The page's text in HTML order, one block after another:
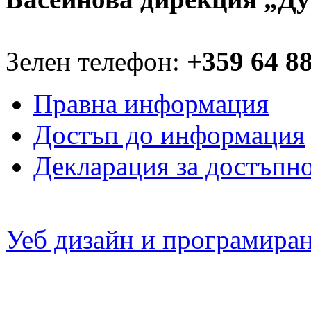
Зелен телефон: +359 64
Правна информация
Достъп до информация
Декларация за
Уеб дизайн и